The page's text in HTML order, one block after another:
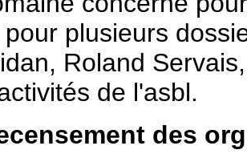
plusieurs
Roland
de l'asbl.
des